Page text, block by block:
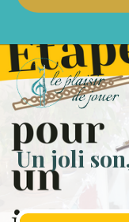
Un joli